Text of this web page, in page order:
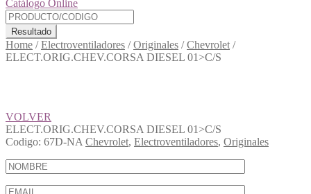
Catálogo Online
Resultado
Home /Electroventiladores /Originales /Chevrolet /
ELECT.ORIG.CHEV.CORSA DIESEL 01>C/S
VOLVER
ELECT.ORIG.CHEV.CORSA DIESEL 01>C/S
Codigo: 67D-NA Chevrolet, Electroventiladores, Originales